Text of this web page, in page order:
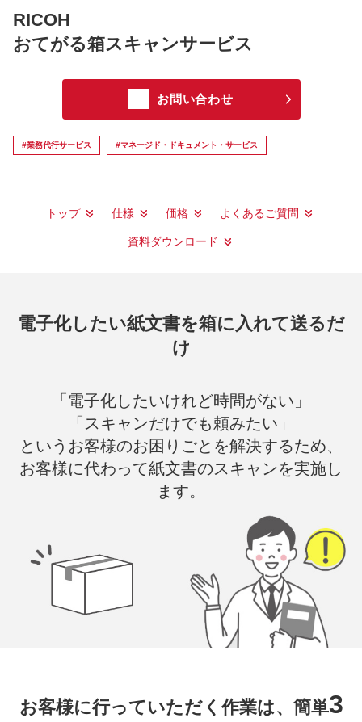
RICOH
おてがる箱スキャンサービス
お問い合わせ
#業務代行サービス #マネージド・ドキュメント・サービス
トップ 仕様 価格 よくあるご質問
資料ダウンロード
電子化したい紙文書を箱に入れて送るだ
け
「電子化したいけれど時間がない」
「スキャンだけでも頼みたい」
というお客様のお困りごとを解決するため、
お客様に代わって紙文書のスキャンを実施し
ます。
お客様に行っていただく作業は、簡単3